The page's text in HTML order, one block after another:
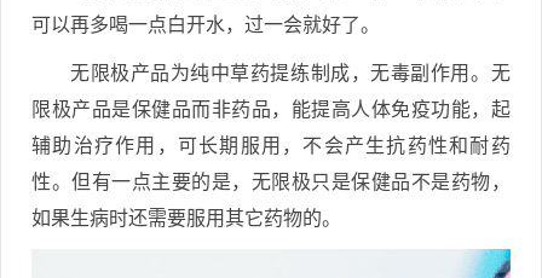
可以再多喝一点白开水，过一会就好了。
无限极产品为纯中草药提练制成，无毒副作用。无
限极产品是保健品而非药品，能提高人体免疫功能，起
辅助治疗作用，可长期服用，不会产生抗药性和耐药
性。但有一点主要的是，无限极只是保健品不是药物，
如果生病时还需要服用其它药物的。